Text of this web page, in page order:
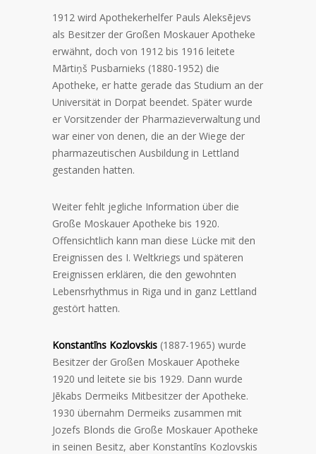
1912 wird Apothekerhelfer Pauls Aleksējevs
als Besitzer der Großen Moskauer Apotheke
erwähnt, doch von 1912 bis 1916 leitete
Mārtiņš Pusbarnieks (1880-1952) die
Apotheke, er hatte gerade das Studium an der
Universität in Dorpat beendet. Später wurde
er Vorsitzender der Pharmazieverwaltung und
war einer von denen, die an der Wiege der
pharmazeutischen Ausbildung in Lettland
gestanden hatten.
Weiter fehlt jegliche Information über die
Große Moskauer Apotheke bis 1920.
Offensichtlich kann man diese Lücke mit den
Ereignissen des I. Weltkriegs und späteren
Ereignissen erklären, die den gewohnten
Lebensrhythmus in Riga und in ganz Lettland
gestört hatten.
Konstantīns Kozlovskis (1887-1965) wurde
Besitzer der Großen Moskauer Apotheke
1920 und leitete sie bis 1929. Dann wurde
Jēkabs Dermeiks Mitbesitzer der Apotheke.
1930 übernahm Dermeiks zusammen mit
Jozefs Blonds die Große Moskauer Apotheke
in seinen Besitz, aber Konstantīns Kozlovskis